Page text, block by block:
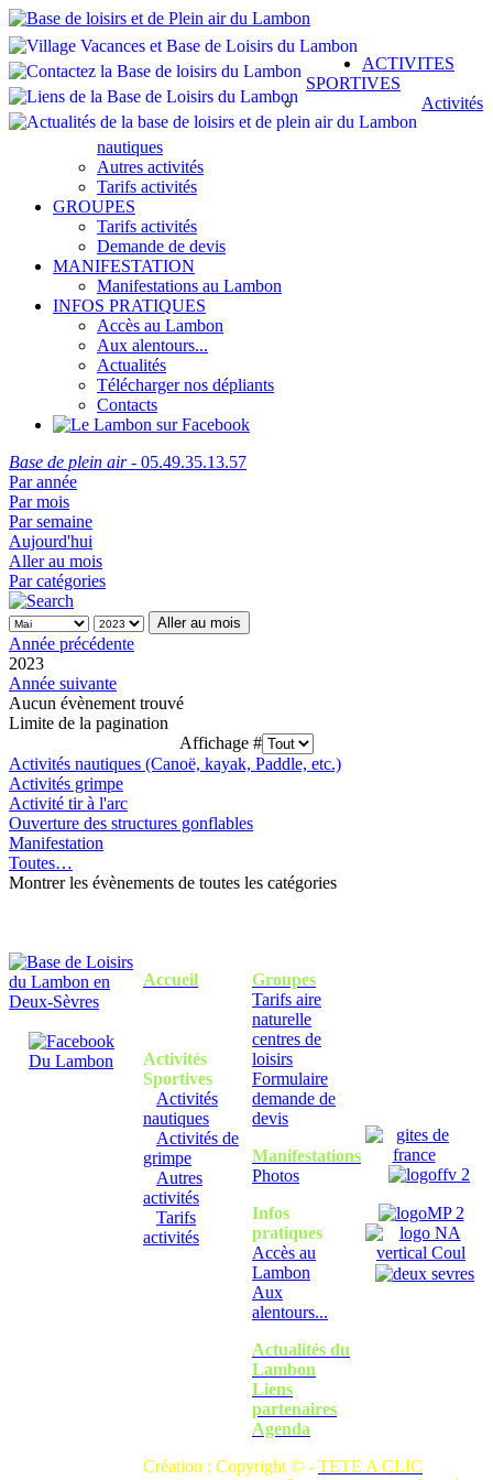
ACTIVITES
SPORTIVES
Activités
nautiques
Autres activités
Tarifs activités
GROUPES
Tarifs activités
Demande de devis
MANIFESTATION
Manifestations au Lambon
INFOS PRATIQUES
Accès au Lambon
Aux alentours...
Actualités
Télécharger nos dépliants
Contacts
Base de plein air- 05.49.35.13.57
Par année
Par mois
Par semaine
Aujourd'hui
Aller au mois
Par catégories
Aller au mois
Année précédente
2023
Année suivante
Aucun évènement trouvé
Limite de la pagination
Affichage #
Activités nautiques (Canoë, kayak, Paddle, etc.)
Activités grimpe
Activité tir à l'arc
Ouverture des structures gonflables
Manifestation
Toutes…
Montrer les évènements de toutes les catégories
Accueil
Activités
Sportives
Activités
nautiques
Activités de
grimpe
Autres
activités
Tarifs
activités
Groupes
Tarifs aire
naturelle
centres de
loisirs
Formulaire
demande de
devis
Manifestations
Photos
Infos
pratiques
Accès au
Lambon
Aux
alentours...
Actualités du
Lambon
Liens
partenaires
Agenda
Création : Copyright © - TETE A CLIC